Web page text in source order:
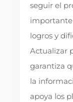
seguir el
logros y
Actualizar
garantiza
la
apoya los